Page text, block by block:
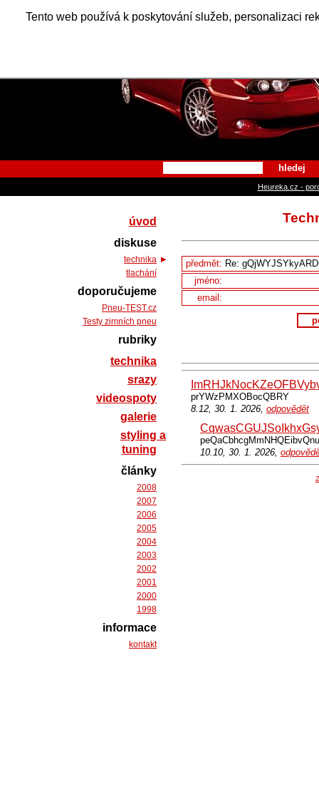
Tento web používá k poskytování služeb, personalizaci
Alfa
hledej
Heureka.cz -
předmět:
jméno:
email:
prYWzPMXOBocQBRY
8.12, 30. 1. 2026, odpovědět
10.10, 30. 1. 2026,
úvod
diskuse
technika
tlachání
doporučujeme
Pneu-TEST.cz
Testy zimních pneu
rubriky
technika
srazy
videospoty
galerie
styling a
tuning
články
2008
2007
2006
2005
2004
2003
2002
2001
2000
1998
informace
kontakt